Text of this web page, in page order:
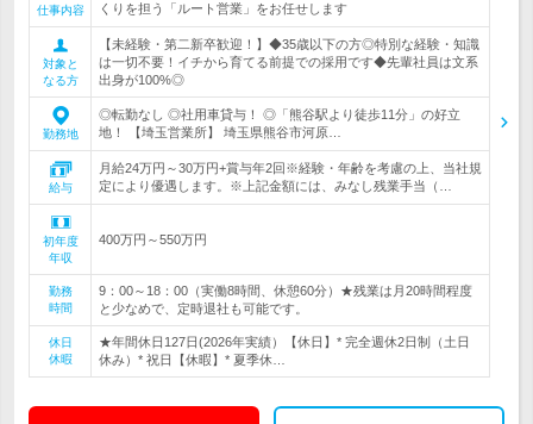
仕事内容
くりを担う「ルート営業」をお任せします
対象と
なる方
【未経験・第二新卒歓迎！】◆35歳以下の方◎特別な経験・知識
は一切不要！イチから育てる前提での採用です◆先輩社員は文系
出身が100%◎
勤務地
◎転勤なし ◎社用車貸与！ ◎「熊谷駅より徒歩11分」の好立
地！ 【埼玉営業所】 埼玉県熊谷市河原…
給与
月給24万円～30万円+賞与年2回※経験・年齢を考慮の上、当社規
定により優遇します。※上記金額には、みなし残業手当（…
初年度
年収
400万円～550万円
勤務
時間
9：00～18：00（実働8時間、休憩60分）★残業は月20時間程度
と少なめで、定時退社も可能です。
休日
休暇
★年間休日127日(2026年実績）【休日】* 完全週休2日制（土日
休み）* 祝日【休暇】* 夏季休…